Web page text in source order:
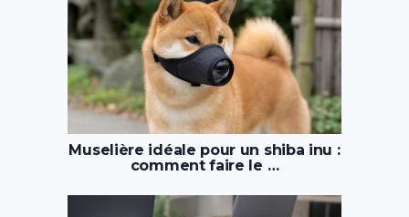
Muselière idéale pour un shiba inu :
comment faire le …